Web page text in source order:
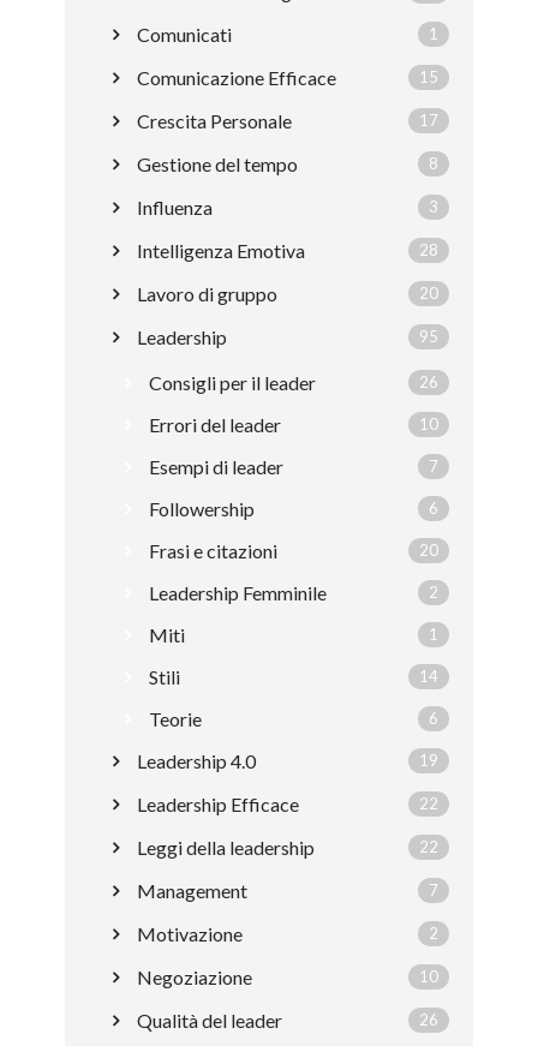
Comunicati 1
Comunicazione Efficace 15
Crescita Personale 17
Gestione del tempo 8
Influenza 3
Intelligenza Emotiva 28
Lavoro di gruppo 20
Leadership 95
Consigli per il leader 26
Errori del leader 10
Esempi di leader 7
Followership 6
Frasi e citazioni 20
Leadership Femminile 2
Miti 1
Stili 14
Teorie 6
Leadership 4.0 19
Leadership Efficace 22
Leggi della leadership 22
Management 7
Motivazione 2
Negoziazione 10
Qualità del leader 26